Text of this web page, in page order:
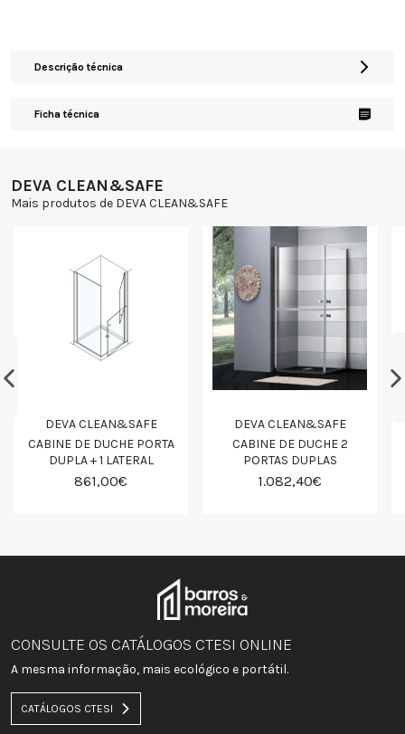
Descrição técnica
Ficha técnica
DEVA CLEAN&SAFE
Mais produtos de DEVA CLEAN&SAFE
DEVA CLEAN&SAFE
CABINE DE DUCHE PORTA
DUPLA + 1 LATERAL
861,00€
DEVA CLEAN&SAFE
CABINE DE DUCHE 2
PORTAS DUPLAS
1.082,40€
CONSULTE OS CATÁLOGOS CTESI ONLINE
A mesma informação, mais ecológico e portátil.
CATÁLOGOS CTESI